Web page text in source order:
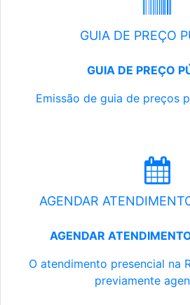
GUIA DE PREÇO
GUIA DE PREÇO
Emissão de guia de preços
AGENDAR
AGENDAR
O atendimento presencial na
previamente